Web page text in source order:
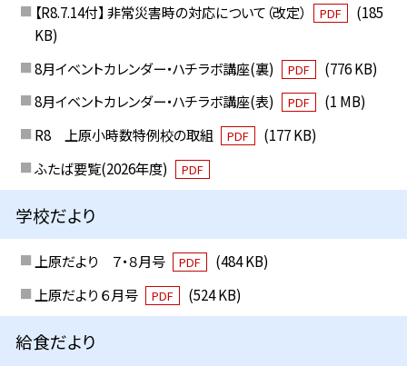
【R8.7.14付】 非常災害時の対応について（改定） PDF
(185
KB)
8月イベントカレンダー・ハチラボ講座(裏)
PDF
(776 KB)
8月イベントカレンダー・ハチラボ講座(表)
PDF
(1 MB)
R8 上原小時数特例校の取組
PDF
(177 KB)
ふたば要覧(2026年度)
PDF
学校だより
上原だより ７・８月号 PDF
(484 KB)
上原だより ６月号
PDF (524 KB)
給食だより